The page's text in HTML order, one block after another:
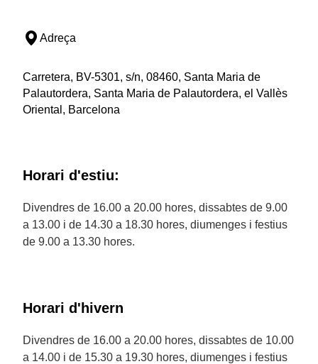
Adreça
Carretera, BV-5301, s/n, 08460, Santa Maria de
Palautordera, Santa Maria de Palautordera, el Vallès
Oriental, Barcelona
Horari d'estiu:
Divendres de 16.00 a 20.00 hores, dissabtes de 9.00
a 13.00 i de 14.30 a 18.30 hores, diumenges i festius
de 9.00 a 13.30 hores.
Horari d'hivern
Divendres de 16.00 a 20.00 hores, dissabtes de 10.00
a 14.00 i de 15.30 a 19.30 hores, diumenges i festius